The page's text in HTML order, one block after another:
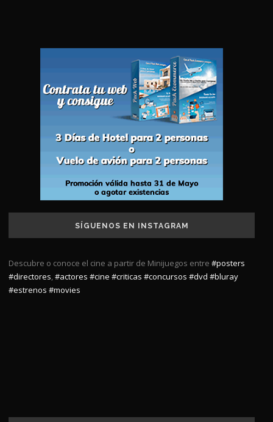
SÍGUENOS EN INSTAGRAM
Descubre o conoce el cine a partir de Minijuegos entre #posters
#directores,#actores #cine #criticas #concursos #dvd #bluray
#estrenos #movies